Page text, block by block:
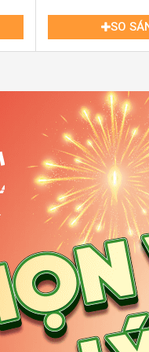
đường chính như
khu vực này).
SO